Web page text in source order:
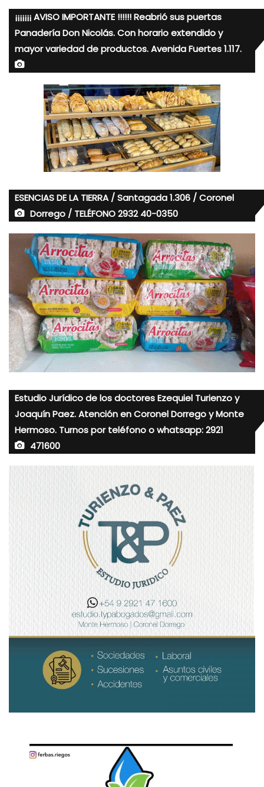
¡¡¡¡¡¡¡ AVISO IMPORTANTE !!!!!! Reabrió sus puertas
Panadería Don Nicolás. Con horario extendido y
mayor variedad de productos. Avenida Fuertes 1.117.
ESENCIAS DE LA TIERRA / Santagada 1.306 / Coronel
Dorrego / TELÉFONO 2932 40-0350
Estudio Jurídico de los doctores Ezequiel Turienzo y
Joaquín Paez. Atención en Coronel Dorrego y Monte
Hermoso. Turnos por teléfono o whatsapp: 2921
471600